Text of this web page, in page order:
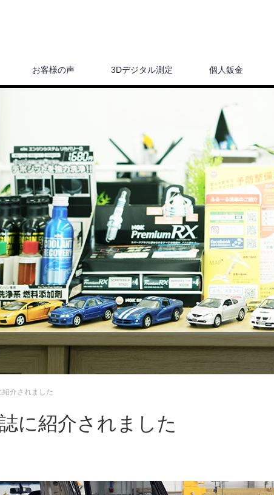
お客様の声 3Dデジタル測定 個人鈑金
介されました
に紹介されました